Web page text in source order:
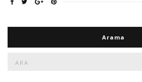
Arama